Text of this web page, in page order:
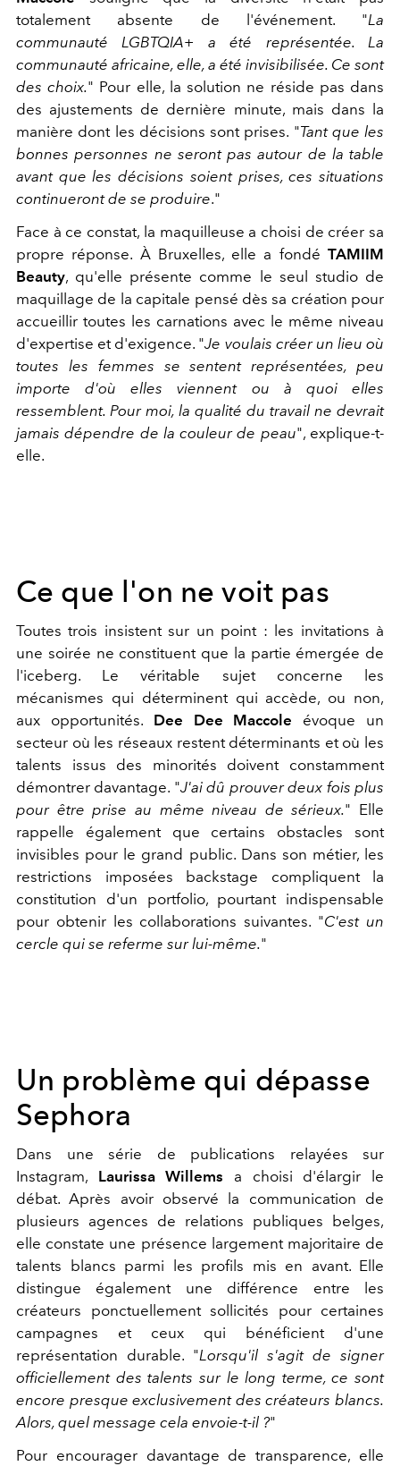
totalement absente de l'événement. "La
communauté LGBTQIA+ a été représentée. La
communauté africaine, elle, a été invisibilisée. Ce sont
des choix." Pour elle, la solution ne réside pas dans
des ajustements de dernière minute, mais dans la
manière dont les décisions sont prises. "Tant que les
bonnes personnes ne seront pas autour de la table
avant que les décisions soient prises, ces situations
continueront de se produire."
Face à ce constat, la maquilleuse a choisi de créer sa
propre réponse. À Bruxelles, elle a fondé TAMIIM
Beauty, qu'elle présente comme le seul studio de
maquillage de la capitale pensé dès sa création pour
accueillir toutes les carnations avec le même niveau
d'expertise et d'exigence. "Je voulais créer un lieu où
toutes les femmes se sentent représentées, peu
importe d'où elles viennent ou à quoi elles
ressemblent. Pour moi, la qualité du travail ne devrait
jamais dépendre de la couleur de peau", explique-t-
elle.
Ce que l'on ne voit pas
Toutes trois insistent sur un point : les invitations à
une soirée ne constituent que la partie émergée de
l'iceberg. Le véritable sujet concerne les
mécanismes qui déterminent qui accède, ou non,
aux opportunités. Dee Dee Maccole évoque un
secteur où les réseaux restent déterminants et où les
talents issus des minorités doivent constamment
démontrer davantage. "J'ai dû prouver deux fois plus
pour être prise au même niveau de sérieux." Elle
rappelle également que certains obstacles sont
invisibles pour le grand public. Dans son métier, les
restrictions imposées backstage compliquent la
constitution d'un portfolio, pourtant indispensable
pour obtenir les collaborations suivantes. "C'est un
cercle qui se referme sur lui-même."
Un problème qui dépasse
Sephora
Dans une série de publications relayées sur
Instagram, Laurissa Willems a choisi d'élargir le
débat. Après avoir observé la communication de
plusieurs agences de relations publiques belges,
elle constate une présence largement majoritaire de
talents blancs parmi les profils mis en avant. Elle
distingue également une différence entre les
créateurs ponctuellement sollicités pour certaines
campagnes et ceux qui bénéficient d'une
représentation durable. "Lorsqu'il s'agit de signer
officiellement des talents sur le long terme, ce sont
encore presque exclusivement des créateurs blancs.
Alors, quel message cela envoie-t-il ?"
Pour encourager davantage de transparence, elle